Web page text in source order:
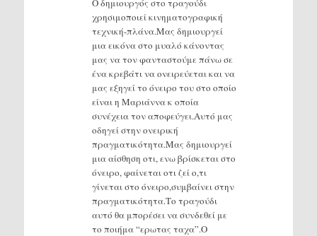
χρησιμοποιεί κινηματογραφική
τεχνική-πλάνα.Μας δημιουργεί
μια εικόνα στο μυαλό κάνοντας
μας να τον φανταστούμε πάνω σε
ένα κρεβάτι να ονειρεύεται και να
μας εξηγεί το όνειρο του στο οποίο
είναι η Μαριάννα κ οποία
συνέχεια τον αποφεύγει.Αυτό μας
οδηγεί στην ονειρική
πραγματικότητα.Μας δημιουργεί
μια αίσθηση οτι, ενω βρίσκεται στο
όνειρο, φαίνεται οτι ζεί ο,τι
γίνεται στο όνειρο,συμβαίνει στην
πραγματικότητα.Το τραγούδι
αυτό θα μπορέσει να συνδεθεί με
το ποιήμα “ερωτας ταχα”.Ο